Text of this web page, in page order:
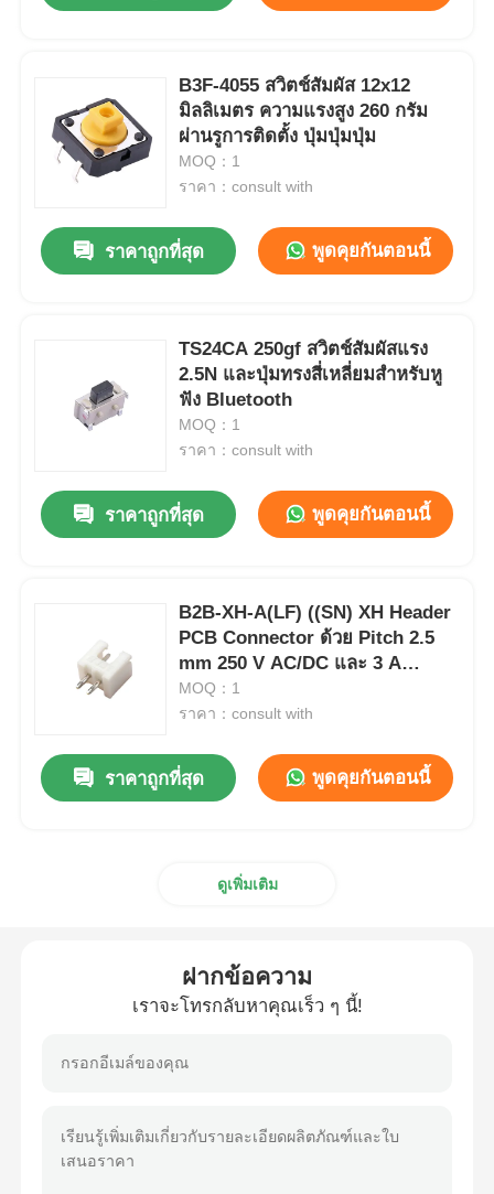
วิดีโอ
เกี่ยวกับเรา
B3F-4055 สวิตช์สัมผัส 12x12
มิลลิเมตร ความแรงสูง 260 กรัม
ผ่านรูการติดตั้ง ปุ่มปุ่มปุ่ม
MOQ：1
ราคา：consult with
ราคาถูกที่สุด พูดคุยกันตอนนี้
TS24CA 250gf สวิตช์สัมผัสแรง
2.5N และปุ่มทรงสี่เหลี่ยมสําหรับหู
ฟัง Bluetooth
MOQ：1
ราคา：consult with
ราคาถูกที่สุด พูดคุยกันตอนนี้
B2B-XH-A(LF) ((SN) XH Header
PCB Connector ด้วย Pitch 2.5
mm 250 V AC/DC และ 3 A
Current rating
MOQ：1
ราคา：consult with
ราคาถูกที่สุด พูดคุยกันตอนนี้
ดูเพิ่มเติม
ฝากข้อความ
เราจะโทรกลับหาคุณเร็ว ๆ นี้!